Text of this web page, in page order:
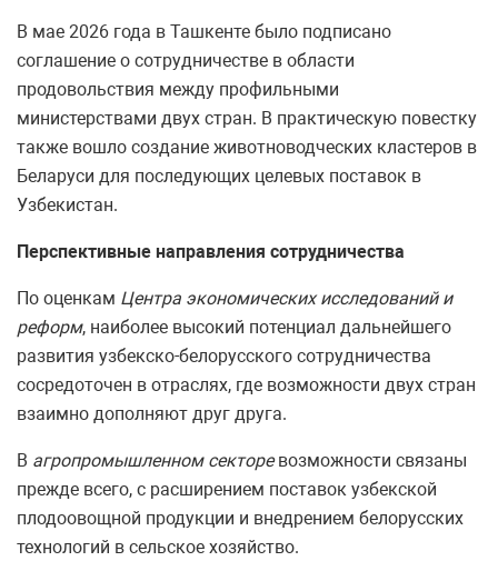
В мае 2026 года в Ташкенте было подписано
соглашение о сотрудничестве в области
продовольствия между профильными
министерствами двух стран. В практическую повестку
также вошло создание животноводческих кластеров в
Беларуси для последующих целевых поставок в
Узбекистан.
Перспективные направления сотрудничества
По оценкам Центра экономических исследований и
реформ, наиболее высокий потенциал дальнейшего
развития узбекско-белорусского сотрудничества
сосредоточен в отраслях, где возможности двух стран
взаимно дополняют друг друга.
В агропромышленном секторевозможности связаны
прежде всего, с расширением поставок узбекской
плодоовощной продукции и внедрением белорусских
технологий в сельское хозяйство.